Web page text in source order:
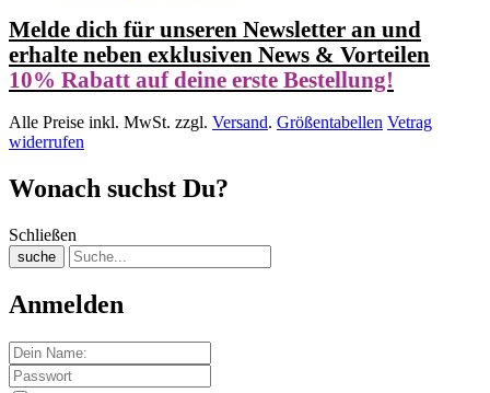
Melde dich für unseren Newsletter an und
erhalte neben exklusiven News & Vorteilen
10% Rabatt auf deine erste Bestellung!
Alle Preise inkl. MwSt. zzgl. Versand. Größentabellen Vetrag
widerrufen
Wonach suchst Du?
Schließen
suche
Anmelden